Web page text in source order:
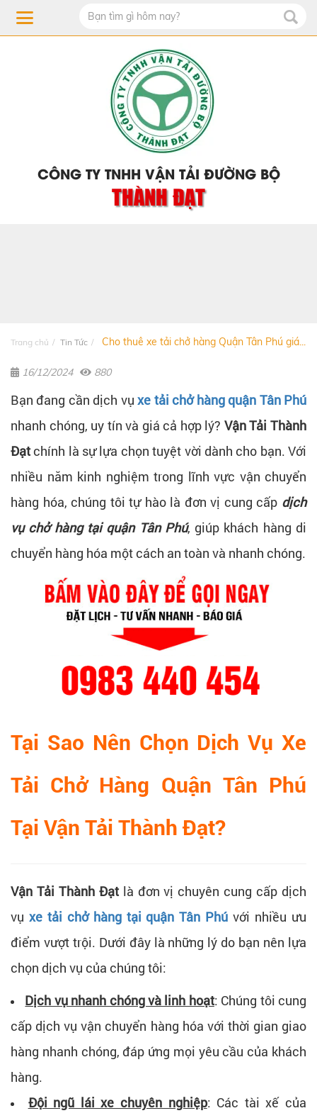
CÔNG TY TNHH VẬN TẢI ĐƯỜNG BỘ
THÀNH ĐẠT
Trang chủ Tin Tức Cho thuê xe tải chở hàng Quận Tân Phú giá...
16/12/2024 880
Bạn đang cần dịch vụxe tải chở hàng quận Tân Phú
nhanh chóng, uy tín và giá cả hợp lý? Vận Tải Thành
Đạtchính là sự lựa chọn tuyệt vời dành cho bạn. Với
nhiều năm kinh nghiệm trong lĩnh vực vận chuyển
hàng hóa, chúng tôi tự hào là đơn vị cung cấp dịch
vụ chở hàng tại quận Tân Phú, giúp khách hàng di
chuyển hàng hóa một cách an toàn và nhanh chóng.
Tại Sao Nên Chọn Dịch Vụ Xe
Tải Chở Hàng Quận Tân Phú
Tại Vận Tải Thành Đạt?
Vận Tải Thành Đạtlà đơn vị chuyên cung cấp dịch
vụ xe tải chở hàng tại quận Tân Phú với nhiều ưu
điểm vượt trội. Dưới đây là những lý do bạn nên lựa
chọn dịch vụ của chúng tôi:
Dịch vụ nhanh chóng và linh hoạt: Chúng tôi cung
cấp dịch vụ vận chuyển hàng hóa với thời gian giao
hàng nhanh chóng, đáp ứng mọi yêu cầu của khách
hàng.
Đội ngũ lái xe chuyên nghiệp: Các tài xế của